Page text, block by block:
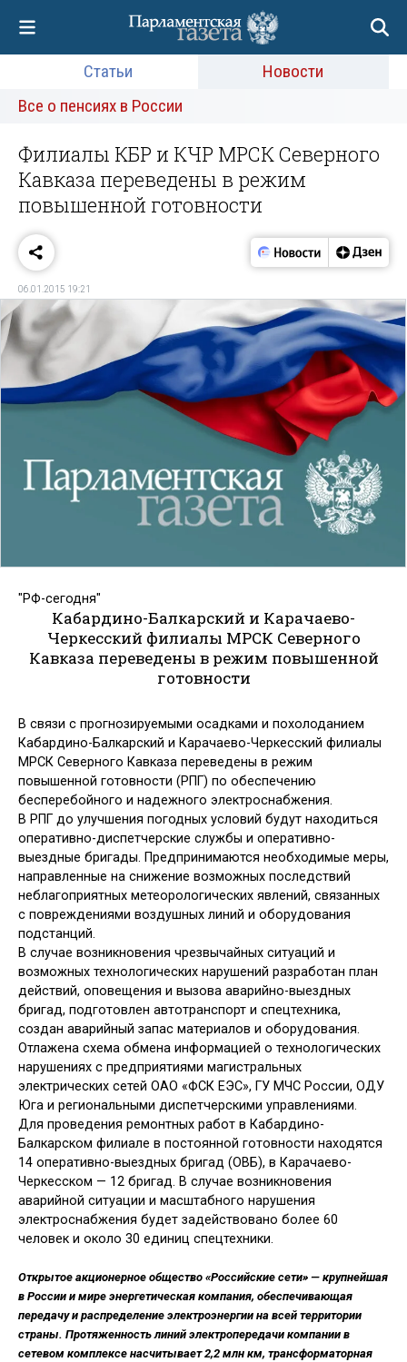
Статьи
Новости
Все о пенсиях в России
Филиалы КБР и КЧР МРСК Северного
Кавказа переведены в режим
повышенной готовности
06.01.2015 19:21
"РФ-сегодня"
Кабардино-Балкарский и Карачаево-
Черкесский филиалы МРСК Северного
Кавказа переведены в режим повышенной
готовности
В связи с прогнозируемыми осадками и похолоданием
Кабардино-Балкарский и Карачаево-Черкесский филиалы
МРСК Северного Кавказа переведены в режим
повышенной готовности (РПГ) по обеспечению
бесперебойного и надежного электроснабжения.
В РПГ до улучшения погодных условий будут находиться
оперативно-диспетчерские службы и оперативно-
выездные бригады. Предпринимаются необходимые меры,
направленные на снижение возможных последствий
неблагоприятных метеорологических явлений, связанных
с повреждениями воздушных линий и оборудования
подстанций.
В случае возникновения чрезвычайных ситуаций и
возможных технологических нарушений разработан план
действий, оповещения и вызова аварийно-выездных
бригад, подготовлен автотранспорт и спецтехника,
создан аварийный запас материалов и оборудования.
Отлажена схема обмена информацией о технологических
нарушениях с предприятиями магистральных
электрических сетей ОАО «ФСК ЕЭС», ГУ МЧС России, ОДУ
Юга и региональными диспетчерскими управлениями.
Для проведения ремонтных работ в Кабардино-
Балкарском филиале в постоянной готовности находятся
14 оперативно-выездных бригад (ОВБ), в Карачаево-
Черкесском — 12 бригад. В случае возникновения
аварийной ситуации и масштабного нарушения
электроснабжения будет задействовано более 60
человек и около 30 единиц спецтехники.
Открытое акционерное общество «Российские сети» — крупнейшая
в России и мире энергетическая компания, обеспечивающая
передачу и распределение электроэнергии на всей территории
страны. Протяженность линий электропередачи компании в
сетевом комплексе насчитывает 2,2 млн км, трансформаторная